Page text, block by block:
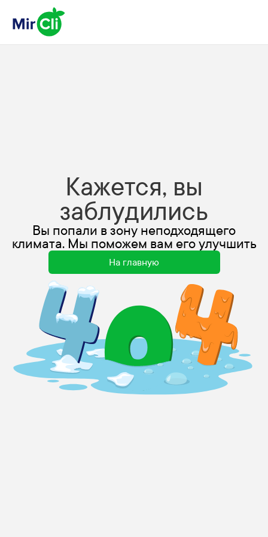
Кажется, вы
заблудились
Вы попали в зону неподходящего
климата. Мы поможем вам его улучшить
На главную